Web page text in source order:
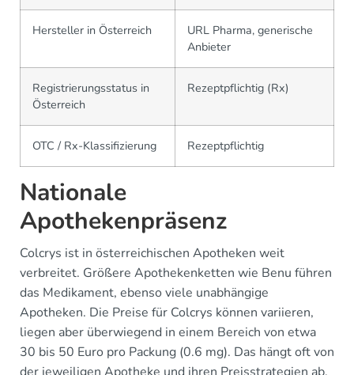
Hersteller in Österreich
URL Pharma, generische
Anbieter
Registrierungsstatus in
Österreich
Rezeptpflichtig (Rx)
OTC / Rx-Klassifizierung Rezeptpflichtig
Nationale
Apothekenpräsenz
Colcrys ist in österreichischen Apotheken weit
verbreitet. Größere Apothekenketten wie Benu führen
das Medikament, ebenso viele unabhängige
Apotheken. Die Preise für Colcrys können variieren,
liegen aber überwiegend in einem Bereich von etwa
30 bis 50 Euro pro Packung (0.6 mg). Das hängt oft von